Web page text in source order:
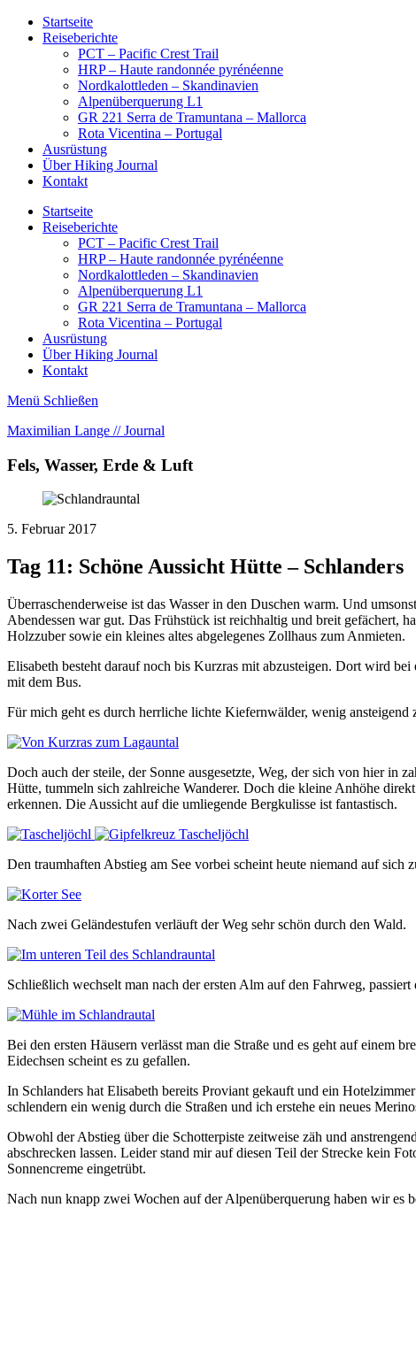
Startseite
Reiseberichte
PCT – Pacific Crest Trail
HRP – Haute randonnée pyrénéenne
Nordkalottleden – Skandinavien
Alpenüberquerung L1
GR 221 Serra de Tramuntana – Mallorca
Rota Vicentina – Portugal
Ausrüstung
Über Hiking Journal
Kontakt
Startseite
Reiseberichte
PCT – Pacific Crest Trail
HRP – Haute randonnée pyrénéenne
Nordkalottleden – Skandinavien
Alpenüberquerung L1
GR 221 Serra de Tramuntana – Mallorca
Rota Vicentina – Portugal
Ausrüstung
Über Hiking Journal
Kontakt
Menü Schließen
Maximilian Lange // Journal
Fels, Wasser, Erde & Luft
5. Februar 2017
Tag 11: Schöne Aussicht Hütte – Schlanders
Überraschenderweise ist das Wasser in den Duschen warm. Und
Abendessen war gut. Das Frühstück ist reichhaltig und breit gefächert,
Holzzuber sowie ein kleines altes abgelegenes Zollhaus zum Anmieten.
Elisabeth besteht darauf noch bis Kurzras mit abzusteigen. Dort wird
mit dem Bus.
Für mich geht es durch herrliche lichte Kiefernwälder, wenig
Doch auch der steile, der Sonne ausgesetzte, Weg, der sich von hier in
Hütte, tummeln sich zahlreiche Wanderer. Doch die kleine Anhöhe
erkennen. Die Aussicht auf die umliegende Bergkulisse ist fantastisch.
Den traumhaften Abstieg am See vorbei scheint heute niemand auf sich
Nach zwei Geländestufen verläuft der Weg sehr schön durch den Wald.
Schließlich wechselt man nach der ersten Alm auf den Fahrweg,
Bei den ersten Häusern verlässt man die Straße und es geht auf einem
Eidechsen scheint es zu gefallen.
In Schlanders hat Elisabeth bereits Proviant gekauft und ein
schlendern ein wenig durch die Straßen und ich erstehe ein neues
Obwohl der Abstieg über die Schotterpiste zeitweise zäh und
abschrecken lassen. Leider stand mir auf diesen Teil der Strecke kein
Sonnencreme eingetrübt.
Nach nun knapp zwei Wochen auf der Alpenüberquerung haben wir es